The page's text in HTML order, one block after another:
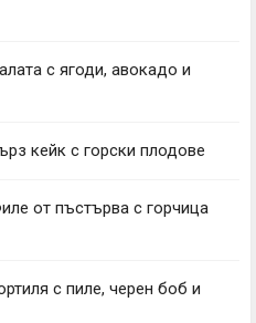
с ягоди, авокадо и
кейк с горски плодове
от пъстърва с горчица
с пиле, черен боб и